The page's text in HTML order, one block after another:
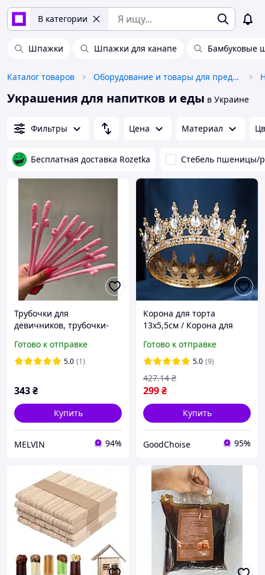
В категории
Шпажки Шпажки для канапе Бамбуковые
Каталог товаров Оборудование и товары для предоставления услуг
Украшения для напитков и еды в Украине
Фильтры Цена Материал
Бесплатная доставка Rozetka Стебель пшеницы/
Трубочки для
девичников, трубочки-
Готово к отправке
5.0 (1)
343₴
Купить
MELVIN 94%
Корона для торта
13х5,5см / Корона для
декора / Золотая корона
на торт / Корона для
бенто торта
Готово к отправке
5.0 (9)
299₴
427.14 ₴
Купить
GoodChoise 95%